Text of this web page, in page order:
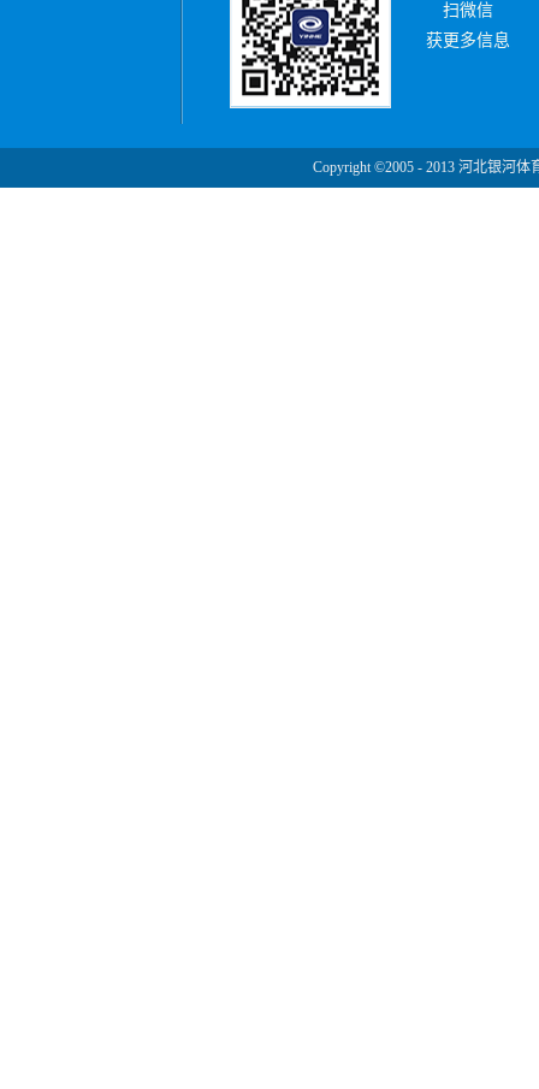
扫微信
获更多信息
Copyright ©2005 - 2013 河北银河体